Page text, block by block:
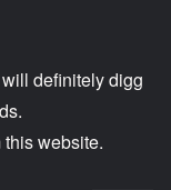
definitely digg
this website.